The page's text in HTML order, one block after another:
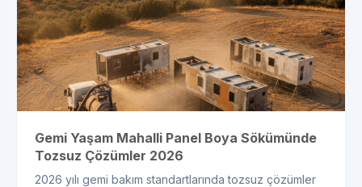
Gemi Yaşam Mahalli Panel Boya Sökümünde
Tozsuz Çözümler 2026
2026 yılı gemi bakım standartlarında tozsuz çözümler